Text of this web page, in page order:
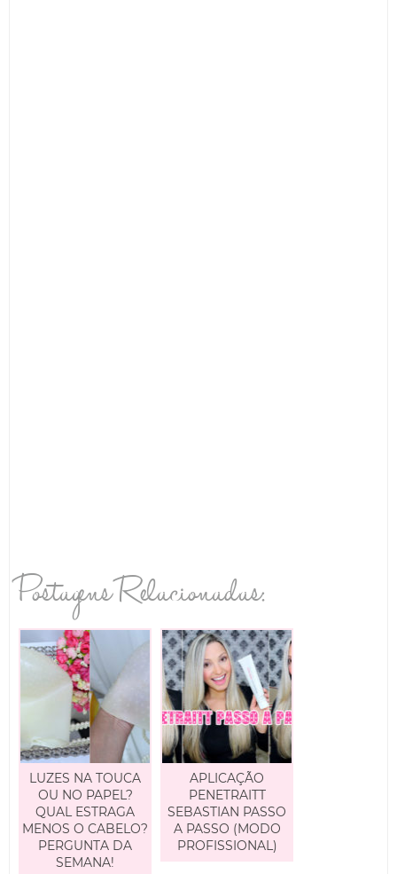
Postagens Relacionadas:
LUZES NA TOUCA
OU NO PAPEL?
QUAL ESTRAGA
MENOS O CABELO?
PERGUNTA DA
SEMANA!
APLICAÇÃO
PENETRAITT
SEBASTIAN PASSO
A PASSO (MODO
PROFISSIONAL)